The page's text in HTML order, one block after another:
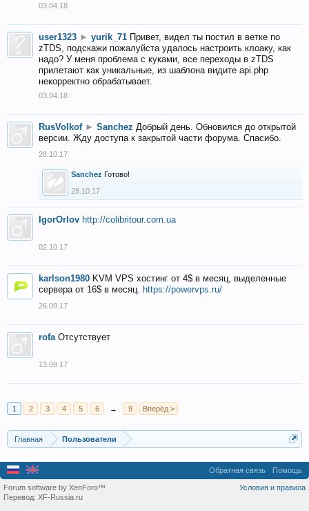
03.04.18
user1323 ► yurik_71 Привет, видел ты постил в ветке по
zTDS, подскажи пожалуйста удалось настроить клоаку, как
надо? У меня проблема с куками, все переходы в zTDS
прилетают как уникальные, из шаблона видите api.php
некорректно обрабатывает.
03.04.18
RusVolkof ► Sanchez Добрый день. Обновился до открытой
версии. Жду доступа к закрытой части форума. Спасибо.
28.10.17
Sanchez Готово!
28.10.17
IgorOrlov http://colibritour.com.ua
02.10.17
karlson1980 KVM VPS хостинг от 4$ в месяц, выделенные
сервера от 16$ в месяц. https://powervps.ru/
26.09.17
rofa Отсутствует
13.09.17
1 2 3 4 5 6 → 9 Вперёд >
Главная Пользователи
Обратная связь Помощь
Условия и правила
Forum software by XenForo™
Перевод: XF-Russia.ru